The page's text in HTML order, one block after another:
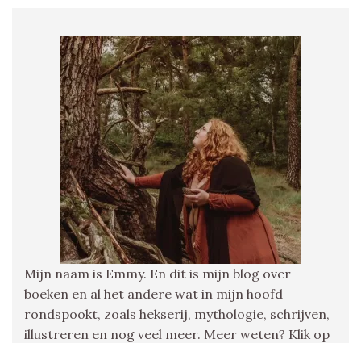
Mijn naam is Emmy. En dit is mijn blog over
boeken en al het andere wat in mijn hoofd
rondspookt, zoals hekserij, mythologie, schrijven,
illustreren en nog veel meer. Meer weten? Klik op